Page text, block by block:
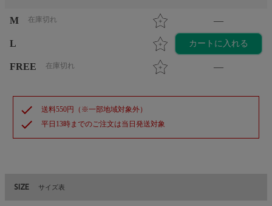
M 在庫切れ —
L カートに入れる
FREE 在庫切れ —
check 送料550円（※一部地域対象外）
check 平日13時までのご注文は当日発送対象
SIZE サイズ表